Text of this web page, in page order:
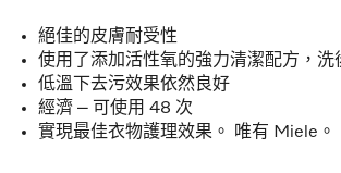
絕佳的皮膚耐受性
使用了添加活性氧的強力清潔配方，洗
低溫下去污效果依然良好
經濟 – 可使用 48 次
實現最佳衣物護理效果。 唯有 Miele。